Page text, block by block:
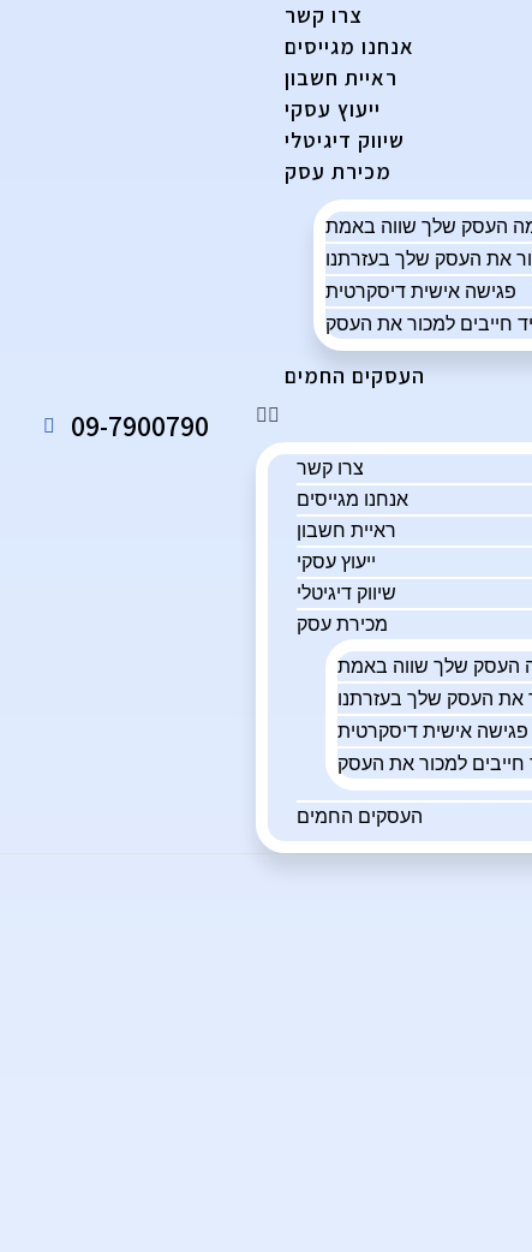
09-7900790
צרו קשר
אנחנו מגייסים
ראיית חשבון
ייעוץ עסקי
שיווק דיגיטלי
מכירת עסק
פגישה אישית דיסקרטית
חייבים למכור את העסק
העסקים החמים
צרו קשר
אנחנו מגייסים
ראיית חשבון
ייעוץ עסקי
שיווק דיגיטלי
מכירת עסק
פגישה אישית דיסקרטית
למכור את העסק
העסקים החמים